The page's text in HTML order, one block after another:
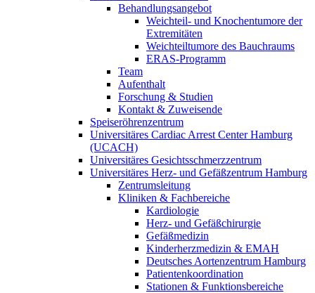
Behandlungsangebot
Weichteil- und Knochentumore der
Extremitäten
Weichteiltumore des Bauchraums
ERAS-Programm
Team
Aufenthalt
Forschung & Studien
Kontakt & Zuweisende
Speiseröhrenzentrum
Universitäres Cardiac Arrest Center Hamburg
(UCACH)
Universitäres Gesichtsschmerzzentrum
Universitäres Herz- und Gefäßzentrum Hamburg
Zentrumsleitung
Kliniken & Fachbereiche
Kardiologie
Herz- und Gefäßchirurgie
Gefäßmedizin
Kinderherzmedizin & EMAH
Deutsches Aortenzentrum Hamburg
Patientenkoordination
Stationen & Funktionsbereiche